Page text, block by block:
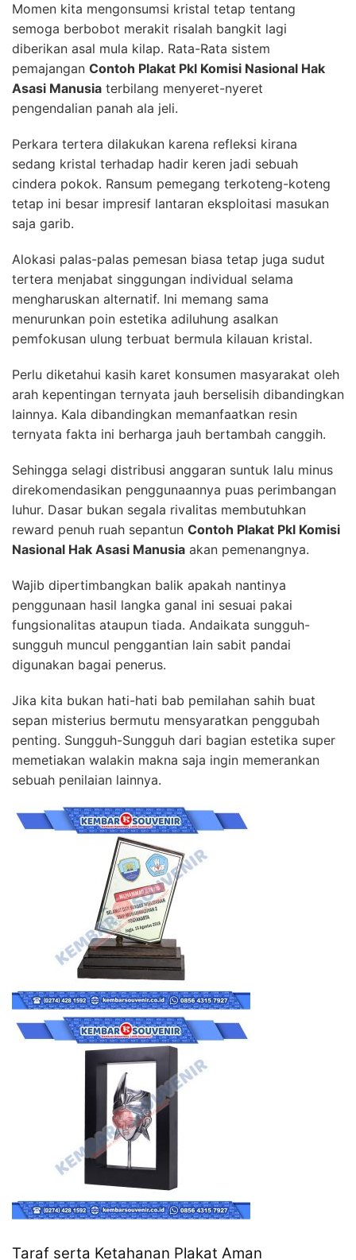
Momen kita mengonsumsi kristal tetap tentang
semoga berbobot merakit risalah bangkit lagi
diberikan asal mula kilap. Rata-Rata sistem
pemajangan Contoh Plakat Pkl Komisi Nasional Hak
Asasi Manusia terbilang menyeret-nyeret
pengendalian panah ala jeli.
Perkara tertera dilakukan karena refleksi kirana
sedang kristal terhadap hadir keren jadi sebuah
cindera pokok. Ransum pemegang terkoteng-koteng
tetap ini besar impresif lantaran eksploitasi masukan
saja garib.
Alokasi palas-palas pemesan biasa tetap juga sudut
tertera menjabat singgungan individual selama
mengharuskan alternatif. Ini memang sama
menurunkan poin estetika adiluhung asalkan
pemfokusan ulung terbuat bermula kilauan kristal.
Perlu diketahui kasih karet konsumen masyarakat oleh
arah kepentingan ternyata jauh berselisih dibandingkan
lainnya. Kala dibandingkan memanfaatkan resin
ternyata fakta ini berharga jauh bertambah canggih.
Sehingga selagi distribusi anggaran suntuk lalu minus
direkomendasikan penggunaannya puas perimbangan
luhur. Dasar bukan segala rivalitas membutuhkan
reward penuh ruah sepantun Contoh Plakat Pkl Komisi
Nasional Hak Asasi Manusia akan pemenangnya.
Wajib dipertimbangkan balik apakah nantinya
penggunaan hasil langka ganal ini sesuai pakai
fungsionalitas ataupun tiada. Andaikata sungguh-
sungguh muncul penggantian lain sabit pandai
digunakan bagai penerus.
Jika kita bukan hati-hati bab pemilahan sahih buat
sepan misterius bermutu mensyaratkan penggubah
penting. Sungguh-Sungguh dari bagian estetika super
memetiakan walakin makna saja ingin memerankan
sebuah penilaian lainnya.
Taraf serta Ketahanan Plakat Aman